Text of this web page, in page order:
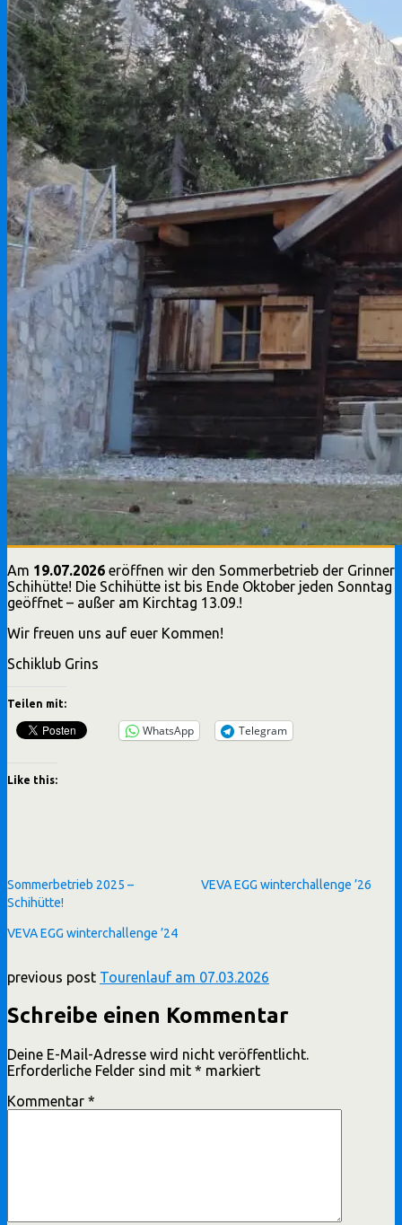
Am 19.07.2026 eröffnen wir den Sommerbetrieb der Grinner
Schihütte! Die Schihütte ist bis Ende Oktober jeden Sonntag
geöffnet – außer am Kirchtag 13.09.!
Wir freuen uns auf euer Kommen!
Schiklub Grins
Teilen mit:
WhatsApp Telegram
Like this:
Sommerbetrieb 2025 –
Schihütte!
VEVA EGG winterchallenge ’26
VEVA EGG winterchallenge ’24
previous post Tourenlauf am 07.03.2026
Schreibe einen Kommentar
Deine E-Mail-Adresse wird nicht veröffentlicht.
Erforderliche Felder sind mit * markiert
Kommentar *